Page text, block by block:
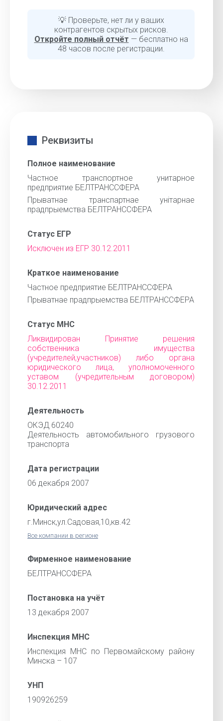
💡 Проверьте, нет ли у ваших
контрагентов скрытых рисков.
Откройте полный отчёт — бесплатно на
48 часов после регистрации.
Реквизиты
Полное наименование
Частное транспортное унитарное
предприятие БЕЛТРАНССФЕРА
Прыватнае транспартнае унiтарнае
прадпрыемства БЕЛТРАНССФЕРА
Статус ЕГР
Исключен из ЕГР 30.12.2011
Краткое наименование
Частное предприятие БЕЛТРАНССФЕРА
Прыватнае прадпрыемства БЕЛТРАНССФЕРА
Статус МНС
Ликвидирован Принятие решения
собственника имущества
(учредителей,участников) либо органа
юридического лица, уполномоченного
уставом (учредительным договором)
30.12.2011
Деятельность
ОКЭД 60240
Деятельность автомобильного грузового
транспорта
Дата регистрации
06 декабря 2007
Юридический адрес
г.Минск,ул.Садовая,10,кв.42
Все компании в регионе
Фирменное наименование
БЕЛТРАНССФЕРА
Постановка на учёт
13 декабря 2007
Инспекция МНС
Инспекция МНС по Первомайскому району
Минска – 107
УНП
190926259